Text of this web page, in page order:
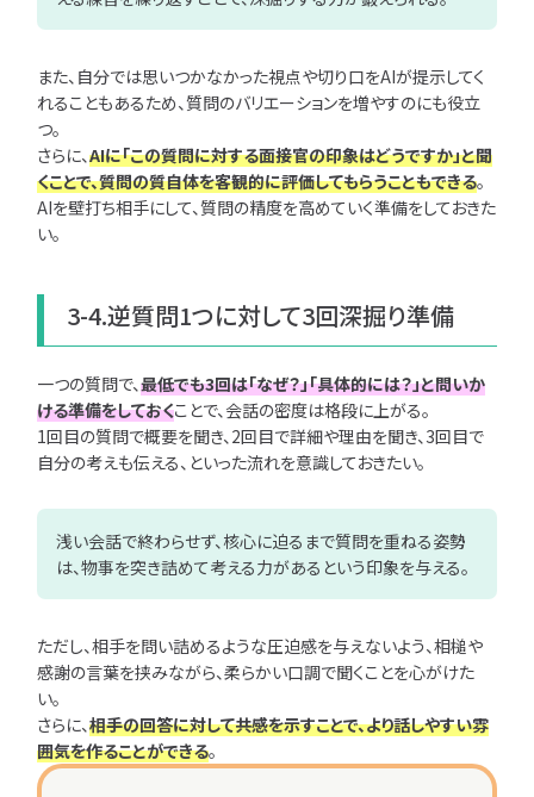
また、自分では思いつかなかった視点や切り口をAIが提示してく
れることもあるため、質問のバリエーションを増やすのにも役立
つ。
さらに、AIに「この質問に対する面接官の印象はどうですか」と聞
くことで、質問の質自体を客観的に評価してもらうこともできる。
AIを壁打ち相手にして、質問の精度を高めていく準備をしておきた
い。
3-4.逆質問1つに対して3回深掘り準備
一つの質問で、最低でも3回は「なぜ？」「具体的には？」と問いか
ける準備をしておくことで、会話の密度は格段に上がる。
1回目の質問で概要を聞き、2回目で詳細や理由を聞き、3回目で
自分の考えも伝える、といった流れを意識しておきたい。
浅い会話で終わらせず、核心に迫るまで質問を重ねる姿勢
は、物事を突き詰めて考える力があるという印象を与える。
ただし、相手を問い詰めるような圧迫感を与えないよう、相槌や
感謝の言葉を挟みながら、柔らかい口調で聞くことを心がけた
い。
さらに、相手の回答に対して共感を示すことで、より話しやすい雰
囲気を作ることができる。